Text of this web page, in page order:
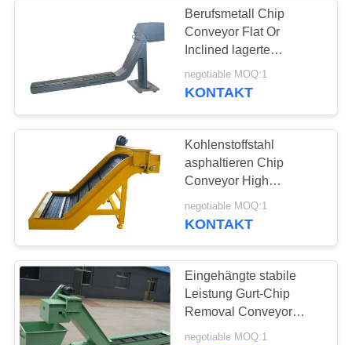
SIE
VERBINDUNG
NACHRICHTEN
FORDERN
SIE EIN
ZITAT
SITEMAP
Roheisen-
Oberflächen-Platte
Roheisen-
Sohlplatten
Berufsmetall Chip
Conveyor Flat Or
Inclined lagerte
Kettenbreite 150-600
schwenkbar
negotiable MOQ:1
KONTAKT
Kohlenstoffstahl
asphaltieren Chip
Conveyor High
Efficiency 1.2-1.4M/Min
Low Noise
negotiable MOQ:1
KONTAKT
Eingehängte stabile
Leistung Gurt-Chip
Removal Conveyor
Customized Designs
negotiable MOQ:1